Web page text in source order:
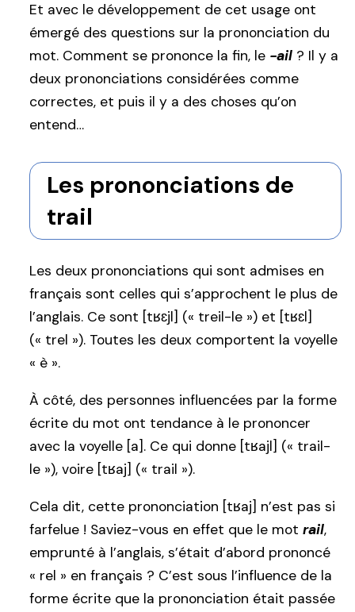
Et avec le développement de cet usage ont
émergé des questions sur la prononciation du
mot. Comment se prononce la fin, le -ail ? Il y a
deux prononciations considérées comme
correctes, et puis il y a des choses qu’on
entend…
Les prononciations de
trail
Les deux prononciations qui sont admises en
français sont celles qui s’approchent le plus de
l’anglais. Ce sont [tʁɛjl] (« treil-le ») et [tʁɛl]
(« trel »). Toutes les deux comportent la voyelle
« è ».
À côté, des personnes influencées par la forme
écrite du mot ont tendance à le prononcer
avec la voyelle [a]. Ce qui donne [tʁajl] (« trail-
le »), voire [tʁaj] (« trail »).
Cela dit, cette prononciation [tʁaj] n’est pas si
farfelue ! Saviez-vous en effet que le mot rail,
emprunté à l’anglais, s’était d’abord prononcé
« rel » en français ? C’est sous l’influence de la
forme écrite que la prononciation était passée